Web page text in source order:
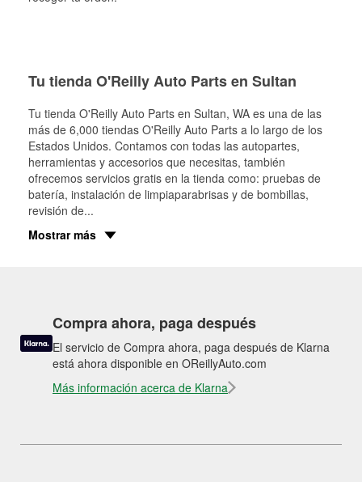
Tu tienda O'Reilly Auto Parts en Sultan
Tu tienda O'Reilly Auto Parts en Sultan, WA es una de las
más de 6,000 tiendas O'Reilly Auto Parts a lo largo de los
Estados Unidos. Contamos con todas las autopartes,
herramientas y accesorios que necesitas, también
ofrecemos servicios gratis en la tienda como: pruebas de
batería, instalación de limpiaparabrisas y de bombillas,
revisión de...
Mostrar más
Compra ahora, paga después
El servicio de Compra ahora, paga después de Klarna
está ahora disponible en OReillyAuto.com
Más información acerca de Klarna